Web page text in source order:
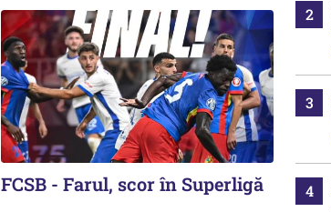
FCSB - Farul, scor în Superligă